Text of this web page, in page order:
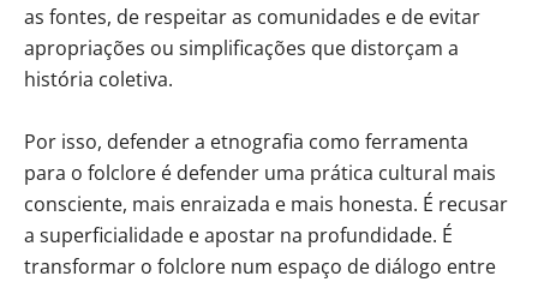
as fontes, de respeitar as comunidades e de evitar
apropriações ou simplificações que distorçam a
história coletiva.
Por isso, defender a etnografia como ferramenta
para o folclore é defender uma prática cultural mais
consciente, mais enraizada e mais honesta. É recusar
a superficialidade e apostar na profundidade. É
transformar o folclore num espaço de diálogo entre